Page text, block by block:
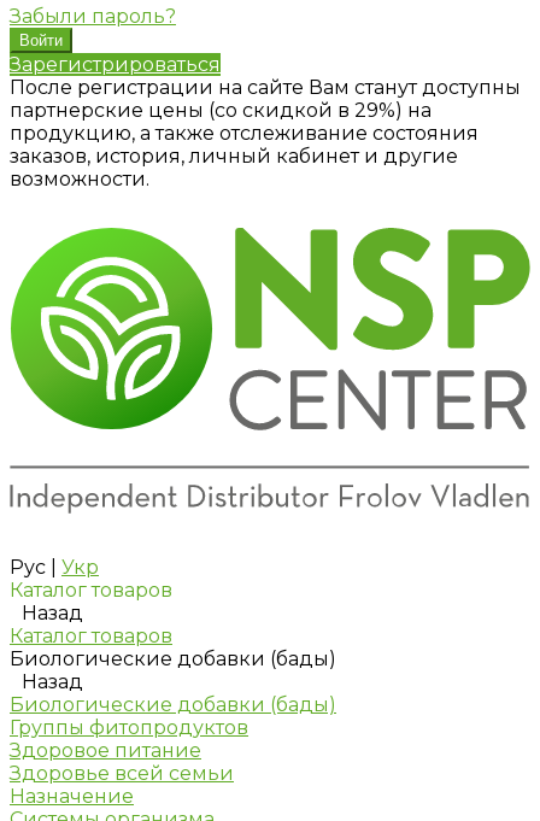
Забыли пароль?
Зарегистрироваться
После регистрации на сайте Вам станут доступны
партнерские цены (со скидкой в 29%) на
продукцию, а также отслеживание состояния
заказов, история, личный кабинет и другие
возможности.
Рус
Укр
Каталог товаров
Назад
Каталог товаров
Биологические добавки (бады)
Назад
Биологические добавки (бады)
Группы фитопродуктов
Здоровое питание
Здоровье всей семьи
Назначение